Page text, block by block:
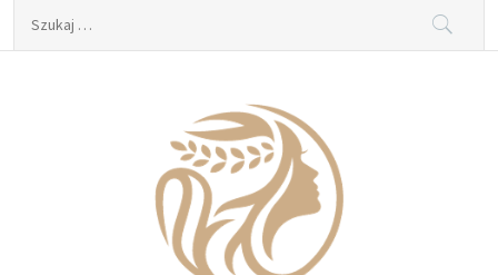
Szukaj:
Dama Idealna